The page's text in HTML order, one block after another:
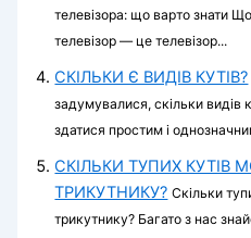
телевізора: що варто знати
телевізор — це телевізор...
СКІЛЬКИ Є ВИДІВ КУТІВ?
задумувалися, скільки видів
здатися простим і
СКІЛЬКИ ТУПИХ КУТІВ
ТРИКУТНИКУ? Скільки
трикутнику? Багато з нас